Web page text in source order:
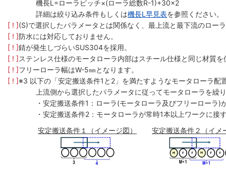
機長L=ローラピッチ×(ローラ総数R-1)+30×2
詳細は絞り込み条件もしくは機長L早見表を参照ください。
[ ! ](S)で選択したパラメータとは関係なく、最上流と最下流のロー
[ ! ]防水には対応しておりません。
[ ! ]錆が発生しづらいSUS304を採用。
[ ! ]ステンレス仕様のモータローラ内部はスチール仕様と同じ材質
[ ! ]フリーローラ幅はW-5㎜となります。
[ ! ]※3 以下の「安定搬送条件1と2」を満たすようなモータローラ配
上流側から選択したパラメータに従ってモータローラを繰
・安定搬送条件1：ローラ(モータローラ及びフリーローラ
・安定搬送条件2：モータローラが常時1本以上ワークに接
安定搬送条件１（イメージ図）
安定搬送条件２（イメ